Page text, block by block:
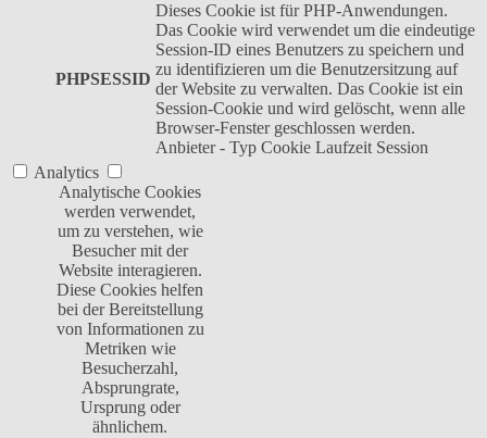
PHPSESSID
Dieses Cookie ist für PHP-Anwendungen.
Das Cookie wird verwendet um die eindeutige
Session-ID eines Benutzers zu speichern und
zu identifizieren um die Benutzersitzung auf
der Website zu verwalten. Das Cookie ist ein
Session-Cookie und wird gelöscht, wenn alle
Browser-Fenster geschlossen werden.
Anbieter - Typ Cookie Laufzeit Session
Analytics
Analytische Cookies
werden verwendet,
um zu verstehen, wie
Besucher mit der
Website interagieren.
Diese Cookies helfen
bei der Bereitstellung
von Informationen zu
Metriken wie
Besucherzahl,
Absprungrate,
Ursprung oder
ähnlichem.